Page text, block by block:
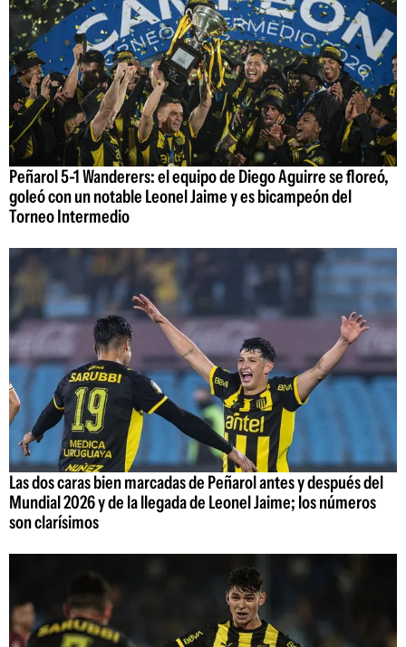
Peñarol 5-1 Wanderers: el equipo de Diego Aguirre se floreó,
goleó con un notable Leonel Jaime y es bicampeón del
Torneo Intermedio
Las dos caras bien marcadas de Peñarol antes y después del
Mundial 2026 y de la llegada de Leonel Jaime; los números
son clarísimos